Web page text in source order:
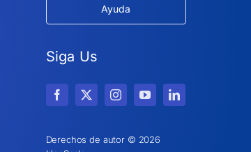
Ayuda
Siga Us
Derechos de autor © 2026